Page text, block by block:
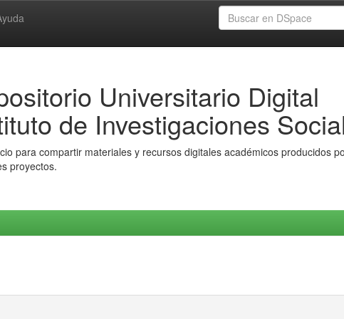
Universitario Digital
de Investigaciones
para compartir materiales y recursos digitales académicos producidos
proyectos.